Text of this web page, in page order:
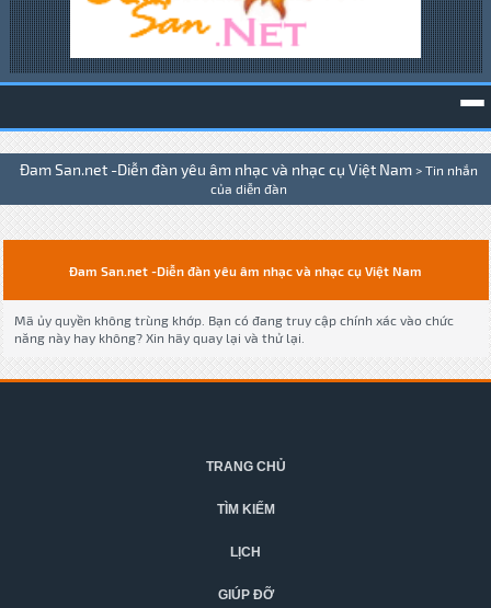
Đam San.net -Diễn đàn yêu âm nhạc và nhạc cụ Việt Nam > Tin nhắn
của diễn đàn
Đam San.net -Diễn đàn yêu âm nhạc và nhạc cụ Việt Nam
Mã ủy quyền không trùng khớp. Bạn có đang truy cập chính xác vào chức
năng này hay không? Xin hãy quay lại và thử lại.
TRANG CHỦ
TÌM KIẾM
LỊCH
GIÚP ĐỠ